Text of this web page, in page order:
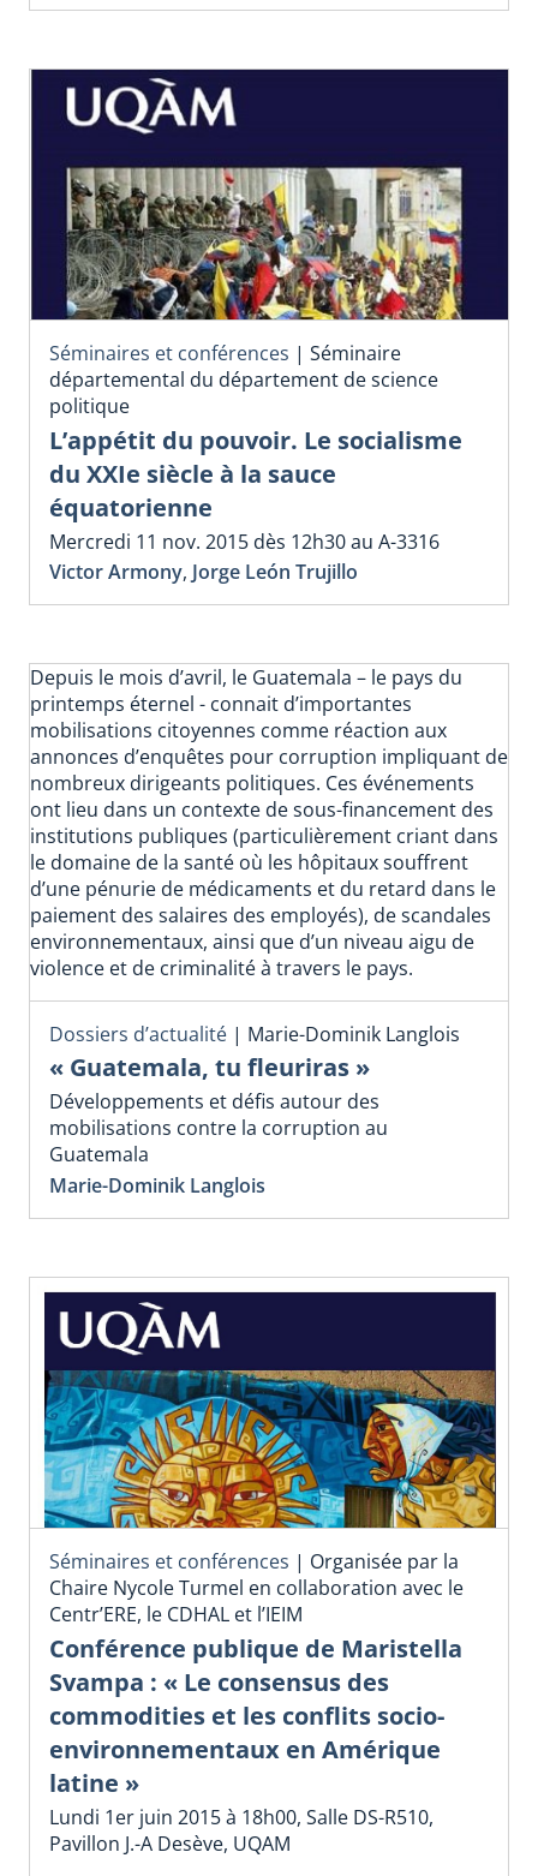
Séminaires et conférences | Séminaire
départemental du département de science
politique
L’appétit du pouvoir. Le socialisme
du XXIe siècle à la sauce
équatorienne
Mercredi 11 nov. 2015 dès 12h30 au A-3316
Victor Armony, Jorge León Trujillo
Depuis le mois d’avril, le Guatemala – le pays du
printemps éternel - connait d’importantes
mobilisations citoyennes comme réaction aux
annonces d’enquêtes pour corruption impliquant de
nombreux dirigeants politiques. Ces événements
ont lieu dans un contexte de sous-financement des
institutions publiques (particulièrement criant dans
le domaine de la santé où les hôpitaux souffrent
d’une pénurie de médicaments et du retard dans le
paiement des salaires des employés), de scandales
environnementaux, ainsi que d’un niveau aigu de
violence et de criminalité à travers le pays.
Dossiers d’actualité | Marie-Dominik Langlois
« Guatemala, tu fleuriras »
Développements et défis autour des
mobilisations contre la corruption au
Guatemala
Marie-Dominik Langlois
Séminaires et conférences | Organisée par la
Chaire Nycole Turmel en collaboration avec le
Centr’ERE, le CDHAL et l’IEIM
Conférence publique de Maristella
Svampa : « Le consensus des
commodities et les conflits socio-
environnementaux en Amérique
latine »
Lundi 1er juin 2015 à 18h00, Salle DS-R510,
Pavillon J.-A Desève, UQAM